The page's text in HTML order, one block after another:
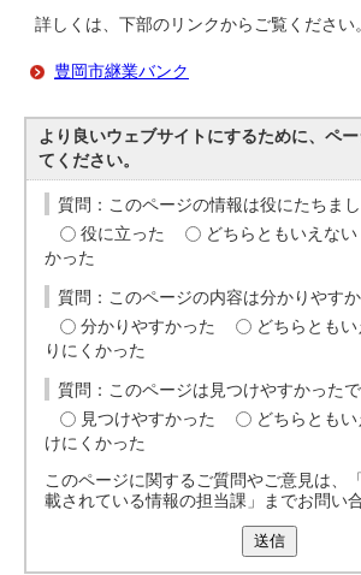
詳しくは、下部のリンクからご覧ください
豊岡市継業バンク
より良いウェブサイトにするために、ペ
てください。
質問：このページの情報は役にたちま
役に立った
どちらともいえない
かった
質問：このページの内容は分かりやす
分かりやすかった
どちらとも
りにくかった
質問：このページは見つけやすかった
見つけやすかった
どちらとも
けにくかった
このページに関するご質問やご意見は、
載されている情報の担当課」までお問い
送信